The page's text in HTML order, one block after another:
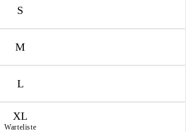
S
M
L
XL
Warteliste